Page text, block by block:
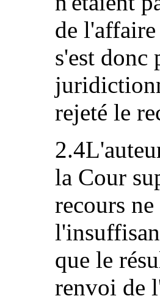
de
s'est donc
rejeté le
la Cour
recours
que le
renvoi de